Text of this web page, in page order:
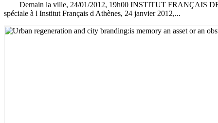
Demain la ville, 24/01/2012, 19h00 INSTITUT FRANÇAIS
spéciale à l Institut Français d Athènes, 24 janvier 2012,...